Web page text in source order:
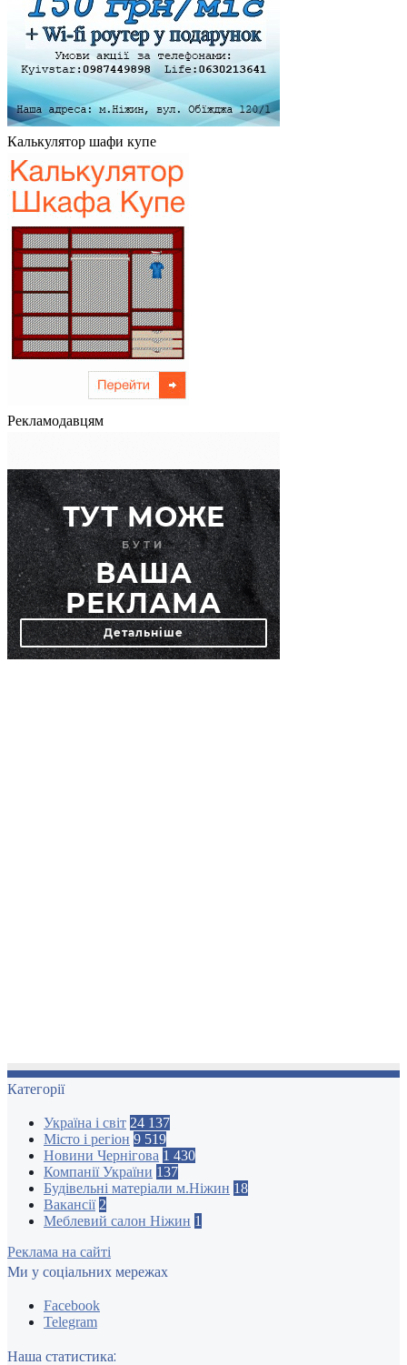
Калькулятор шафи купе
Рекламодавцям
Категорії
Україна і світ 24 137
Місто і регіон 9 519
Новини Чернігова 1 430
Компанії України 137
Будівельні матеріали м.Ніжин 18
Вакансії 2
Меблевий салон Ніжин 1
Реклама на сайті
Ми у соціальних мережах
Facebook
Telegram
Наша статистика: